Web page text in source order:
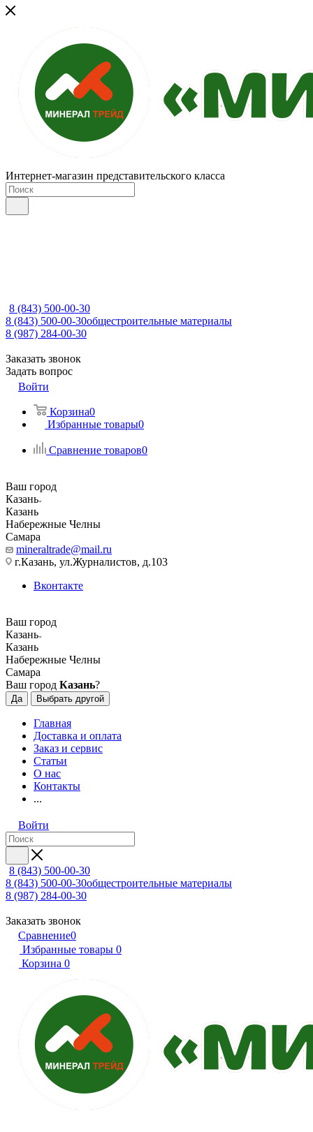
Интернет-магазин представительского класса
8 (843) 500-00-30
8 (843) 500-00-30общестроительные материалы
8 (987) 284-00-30
Заказать звонок
Задать вопрос
Войти
Корзина0
Избранные товары0
Сравнение товаров0
Ваш город
Казань
Казань
Набережные Челны
Самара
mineraltrade@mail.ru
г.Казань, ул.Журналистов, д.103
Вконтакте
Ваш город
Казань
Казань
Набережные Челны
Самара
Ваш город Казань?
Да Выбрать другой
Главная
Доставка и оплата
Заказ и сервис
Статьи
О нас
Контакты
...
Войти
8 (843) 500-00-30
8 (843) 500-00-30общестроительные материалы
8 (987) 284-00-30
Заказать звонок
Сравнение0
Избранные товары 0
Корзина 0